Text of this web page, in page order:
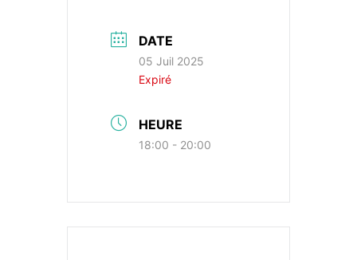
DATE
05 Juil 2025
Expiré
HEURE
18:00 - 20:00